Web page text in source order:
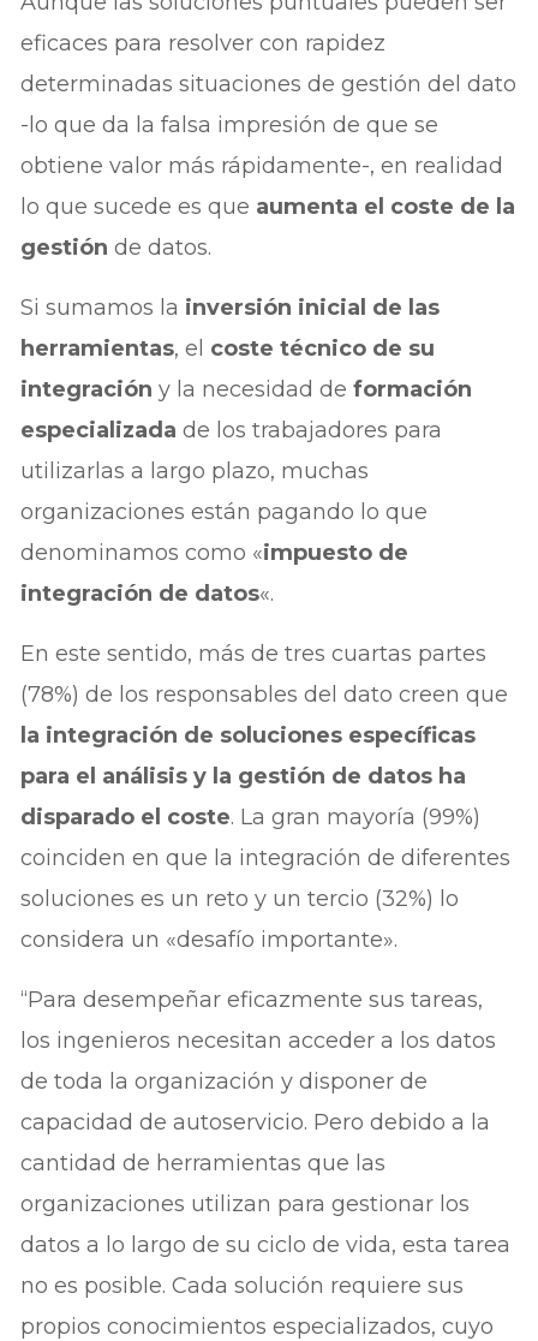
eficaces para resolver con rapidez
determinadas situaciones de gestión del dato
-lo que da la falsa impresión de que se
obtiene valor más rápidamente-, en realidad
lo que sucede es que aumenta el coste de la
gestión de datos.
Si sumamos la inversión inicial de las
herramientas, el coste técnico de su
integración y la necesidad deformación
especializada de los trabajadores para
utilizarlas a largo plazo, muchas
organizaciones están pagando lo que
denominamos como «impuesto de
integración de datos«.
En este sentido, más de tres cuartas partes
(78%) de los responsables del dato creen que
la integración de soluciones específicas
para el análisis y la gestión de datos ha
disparado el coste. La gran mayoría (99%)
coinciden en que la integración de diferentes
soluciones es un reto y un tercio (32%) lo
considera un «desafío importante».
“Para desempeñar eficazmente sus tareas,
los ingenieros necesitan acceder a los datos
de toda la organización y disponer de
capacidad de autoservicio. Pero debido a la
cantidad de herramientas que las
organizaciones utilizan para gestionar los
datos a lo largo de su ciclo de vida, esta tarea
no es posible. Cada solución requiere sus
propios conocimientos especializados, cuyo